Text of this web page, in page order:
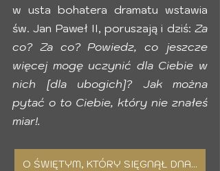
w usta bohatera dramatu wstawia
św. Jan Paweł II, poruszają i dziś: Za
co? Za co? Powiedz, co jeszcze
więcej mogę uczynić dla Ciebie w
nich [dla ubogich]? Jak można
pytać o to Ciebie, który nie znałeś
miar!.
O ŚWIĘTYM, KTÓRY SIĘGNĄŁ DNA...